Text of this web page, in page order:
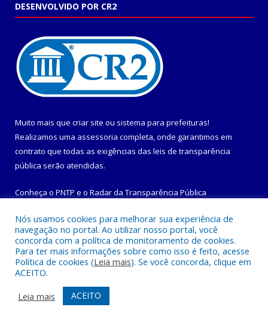
DESENVOLVIDO POR CR2
Muito mais que criar site ou sistema para prefeituras!
Realizamos uma assessoria completa, onde garantimos em
contrato que todas as exigências das leis de transparência
pública serão atendidas.
Conheça o PNTP e o Radar da Transparência Pública
Todos os direitos reservados a Prefeitura Municipal de
Maracanã.
Mapa do Site
Acessar Área Administrativa
Acessar Webmail
Nós usamos cookies para melhorar sua experiência de
navegação no portal. Ao utilizar nosso portal, você
concorda com a política de monitoramento de cookies.
Para ter mais informações sobre como isso é feito, acesse
Política de cookies (Leia mais). Se você concorda, clique em
ACEITO.
Leia mais
ACEITO